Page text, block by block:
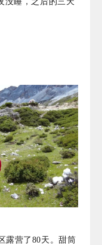
露营了80天。甜筒